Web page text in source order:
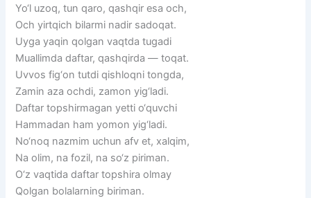
Yo‘l uzoq, tun qaro, qashqir esa och,
Och yirtqich bilarmi nadir sadoqat.
Uyga yaqin qolgan vaqtda tugadi
Muallimda daftar, qashqirda — toqat.
Uvvos fig‘on tutdi qishloqni tongda,
Zamin aza ochdi, zamon yig‘ladi.
Daftar topshirmagan yetti o‘quvchi
Hammadan ham yomon yig‘ladi.
No‘noq nazmim uchun afv et, xalqim,
Na olim, na fozil, na so‘z piriman.
O‘z vaqtida daftar topshira olmay
Qolgan bolalarning biriman.